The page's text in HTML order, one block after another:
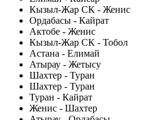
Кызыл-Жар СК - Женис
Ордабасы - Кайрат
Актобе - Женис
Кызыл-Жар СК - Тобол
Астана - Елимай
Атырау - Жетысу
Шахтер - Туран
Шахтер - Туран
Туран - Кайрат
Женис - Шахтер